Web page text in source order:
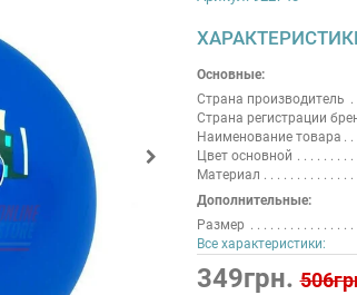
Основные:
Страна производитель
Страна регистрации
Наименование товара
Цвет основной
Материал
Дополнительные:
Размер
Все характеристики:
349грн.